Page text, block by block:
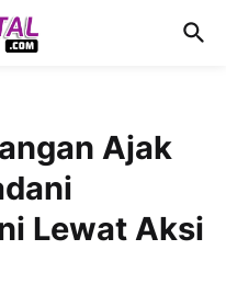
Ajak
Lewat Aksi